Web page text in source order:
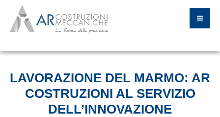
LAVORAZIONE DEL MARMO: AR
COSTRUZIONI AL SERVIZIO
DELL’INNOVAZIONE